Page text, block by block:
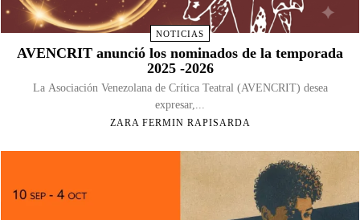
NOTICIAS
AVENCRIT anunció los nominados de la temporada
2025 -2026
La Asociación Venezolana de Crítica Teatral (AVENCRIT) desea
expresar,...
ZARA FERMIN RAPISARDA